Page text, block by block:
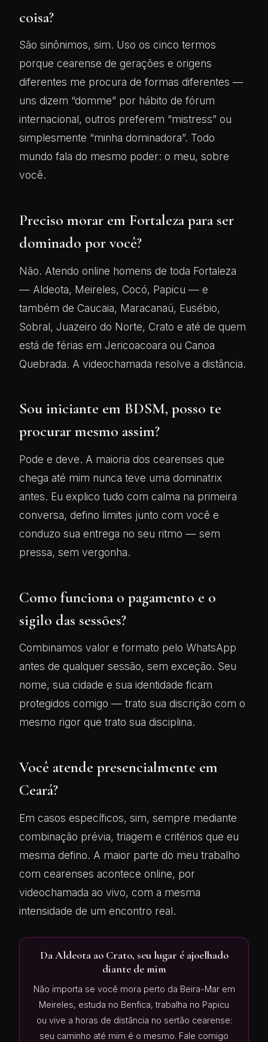
coisa?
São sinônimos, sim. Uso os cinco termos
porque cearense de gerações e origens
diferentes me procura de formas diferentes —
uns dizem “domme” por hábito de fórum
internacional, outros preferem “mistress” ou
simplesmente “minha dominadora”. Todo
mundo fala do mesmo poder: o meu, sobre
você.
Preciso morar em Fortaleza para ser
dominado por você?
Não. Atendo online homens de toda Fortaleza
— Aldeota, Meireles, Cocó, Papicu — e
também de Caucaia, Maracanaú, Eusébio,
Sobral, Juazeiro do Norte, Crato e até de quem
está de férias em Jericoacoara ou Canoa
Quebrada. A videochamada resolve a distância.
Sou iniciante em BDSM, posso te
procurar mesmo assim?
Pode e deve. A maioria dos cearenses que
chega até mim nunca teve uma dominatrix
antes. Eu explico tudo com calma na primeira
conversa, defino limites junto com você e
conduzo sua entrega no seu ritmo — sem
pressa, sem vergonha.
Como funciona o pagamento e o
sigilo das sessões?
Combinamos valor e formato pelo WhatsApp
antes de qualquer sessão, sem exceção. Seu
nome, sua cidade e sua identidade ficam
protegidos comigo — trato sua discrição com o
mesmo rigor que trato sua disciplina.
Você atende presencialmente em
Ceará?
Em casos específicos, sim, sempre mediante
combinação prévia, triagem e critérios que eu
mesma defino. A maior parte do meu trabalho
com cearenses acontece online, por
videochamada ao vivo, com a mesma
intensidade de um encontro real.
Da Aldeota ao Crato, seu lugar é ajoelhado
diante de mim
Não importa se você mora perto da Beira-Mar em
Meireles, estuda no Benfica, trabalha no Papicu
ou vive a horas de distância no sertão cearense:
seu caminho até mim é o mesmo. Fale comigo